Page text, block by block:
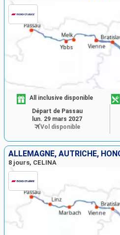
All inclusive disponible
Départ de Passau
lun. 29 mars 2027
Vol disponible
ALLEMAGNE, AUTRICHE,
8 jours, CELINA